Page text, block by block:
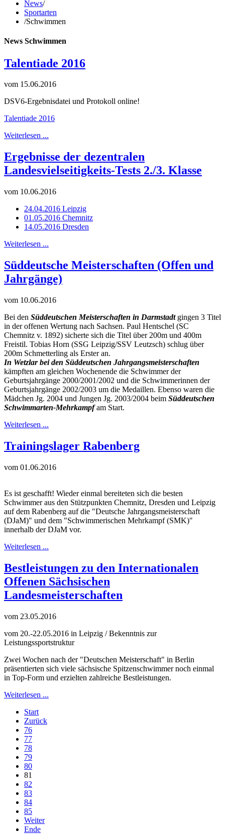
News/
Sportarten
/Schwimmen
News Schwimmen
Talentiade 2016
vom 15.06.2016
DSV6-Ergebnisdatei und Protokoll online!
Talentiade 2016
Weiterlesen ...
Ergebnisse der dezentralen
Landesvielseitigkeits-Tests 2./3. Klasse
vom 10.06.2016
24.04.2016 Leipzig
01.05.2016 Chemnitz
14.05.2016 Dresden
Weiterlesen ...
Süddeutsche Meisterschaften (Offen und
Jahrgänge)
vom 10.06.2016
Bei den Süddeutschen Meisterschaften in Darmstadtgingen 3 Titel
in der offenen Wertung nach Sachsen. Paul Hentschel (SC
Chemnitz v. 1892) sicherte sich die Titel über 200m und 400m
Freistil. Tobias Horn (SSG Leipzig/SSV Leutzsch) schlug über
200m Schmetterling als Erster an.
In Wetzlar bei den Süddeutschen Jahrgangsmeisterschaften
kämpften am gleichen Wochenende die Schwimmer der
Geburtsjahrgänge 2000/2001/2002 und die Schwimmerinnen der
Geburtsjahrgänge 2002/2003 um die Medaillen. Ebenso waren die
Mädchen Jg. 2004 und Jungen Jg. 2003/2004 beim Süddeutschen
Schwimmarten-Mehrkampfam Start.
Weiterlesen ...
Trainingslager Rabenberg
vom 01.06.2016
Es ist geschafft! Wieder einmal bereiteten sich die besten
Schwimmer aus den Stützpunkten Chemnitz, Dresden und Leipzig
auf dem Rabenberg auf die "Deutsche Jahrgangsmeisterschaft
(DJaM)" und dem "Schwimmerischen Mehrkampf (SMK)"
innerhalb der DJaM vor.
Weiterlesen ...
Bestleistungen zu den Internationalen
Offenen Sächsischen
Landesmeisterschaften
vom 23.05.2016
vom 20.-22.05.2016 in Leipzig / Bekenntnis zur
Leistungssportstruktur
Zwei Wochen nach der "Deutschen Meisterschaft" in Berlin
präsentierten sich viele sächsische Spitzenschwimmer noch einmal
in Top-Form und erzielten zahlreiche Bestleistungen.
Weiterlesen ...
Start
Zurück
76
77
78
79
80
81
82
83
84
85
Weiter
Ende